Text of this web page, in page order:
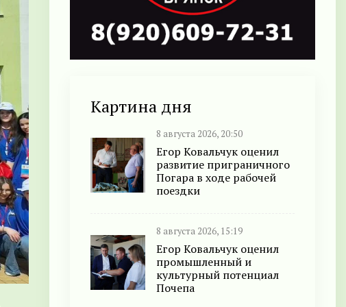
Картина дня
8 августа 2026, 20:50
Егор Ковальчук оценил
развитие приграничного
Погара в ходе рабочей
поездки
8 августа 2026, 15:19
Егор Ковальчук оценил
промышленный и
культурный потенциал
Почепа